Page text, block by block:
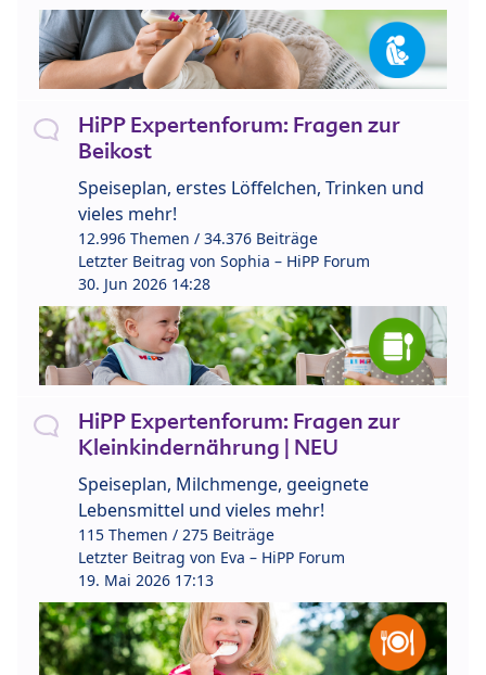
HiPP Expertenforum: Fragen zur
Beikost
Speiseplan, erstes Löffelchen, Trinken und
vieles mehr!
12.996 Themen / 34.376 Beiträge
Letzter Beitrag von Sophia – HiPP Forum
30. Jun 2026 14:28
HiPP Expertenforum: Fragen zur
Kleinkindernährung | NEU
Speiseplan, Milchmenge, geeignete
Lebensmittel und vieles mehr!
115 Themen / 275 Beiträge
Letzter Beitrag von Eva – HiPP Forum
19. Mai 2026 17:13